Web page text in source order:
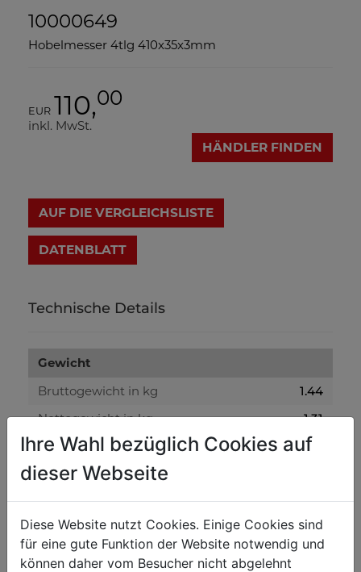
10000649
Hobelmesser 4tlg 410x35x3mm
EUR 110,00
inkl. MwSt.
HÄNDLER FINDEN
AUF DIE VERGLEICHSLISTE
DATENBLATT
Technische Details
Gewicht
Bruttogewicht in kg
1.44
Nettogewicht in kg
1.31
Versandmaße
Verpackungslänge in mm
420
Verpackungshöhe in mm
13
Ihre Wahl bezüglich Cookies auf
dieser Webseite
Diese Website nutzt Cookies. Einige Cookies sind
für eine gute Funktion der Website notwendig und
können daher vom Besucher nicht abgelehnt